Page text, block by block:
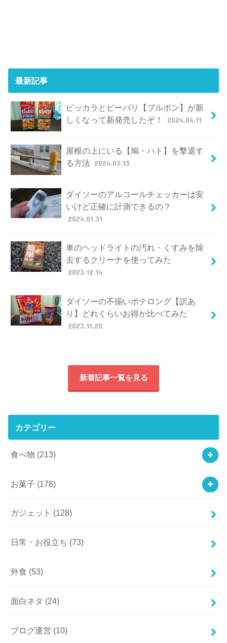
最新記事
ピッカラとピーパリ【ブルボン】が新
しくなって新発売したぞ！
2024.04.11
屋根の上にいる【鳩・ハト】を撃退す
る方法 2024.03.13
ダイソーのアルコールチェッカーは安
いけど正確に計測できるの？
2024.01.31
車のヘッドライトの汚れ・くすみを除
去するクリーナを使ってみた
2023.12.14
ダイソーの不揃いポテロング【訳あ
り】どれくらいお得か比べてみた
2023.11.20
新着記事一覧を見る
カテゴリー
食べ物 (213)
お菓子 (178)
ガジェット (128)
日常・お役立ち (73)
外食 (53)
面白ネタ (24)
ブログ運営 (10)